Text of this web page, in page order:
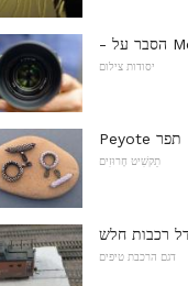
יסודות צילום
Peyote תפר
תַקשִׁיט חָרוּזִים
רכבות חלש
דגם הרכבת טיפים